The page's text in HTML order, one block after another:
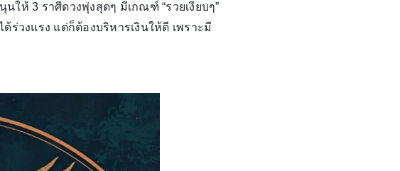
ให้ 3 ราศีดวงพุ่งสุดๆ มีเกณฑ์ “รวยเงียบๆ”
วงแรง แต่ก็ต้องบริหารเงินให้ดี เพราะมี